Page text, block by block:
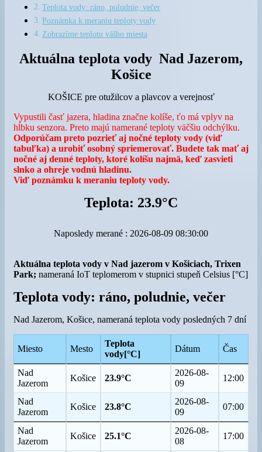
Teplota vody: ráno, poludnie, večer
Poznámka k meraniu teploty vody
Zobrazíme teplotu vášho miesta
Aktuálna teplota vody Nad Jazerom,
Košice
KOŠICE pre otužilcov a plavcov a verejnosť
Vypustili časť jazera, hladina značne kolíše, ťo má vplyv na
hĺbku senzora. Preto majú namerané teploty väčšiu odchýlku.
Odporúčam preto pozrieť aj nočné teploty vody (viď
tabuľka) a urobiť osobný spriemerovať. Budete tak mať aj
nočné aj denné teploty, ktoré kolíšu najmä, keď zasvieti
slnko a ohreje vodnú hladinu.
Viď poznámku k meraniu teploty vody.
Teplota: 23.9°C
Naposledy merané : 2026-08-09 08:30:00
Aktuálna teplota vody v Nad jazerom v Košiciach, Trixen
Park; nameraná IoT teplomerom v stupnici stupeň Celsius [°C]
Teplota vody: ráno, poludnie, večer
Nad Jazerom, Košice, nameraná teplota vody posledných 7 dní
Miesto Mesto
Teplota
vody[°C]
Dátum Čas
Nad
Jazerom
Košice 23.9°C
2026-08-
09
12:00
Nad
Jazerom
Košice 23.8°C
2026-08-
09
07:00
Nad
Jazerom
Košice 25.1°C
2026-08-
08
17:00